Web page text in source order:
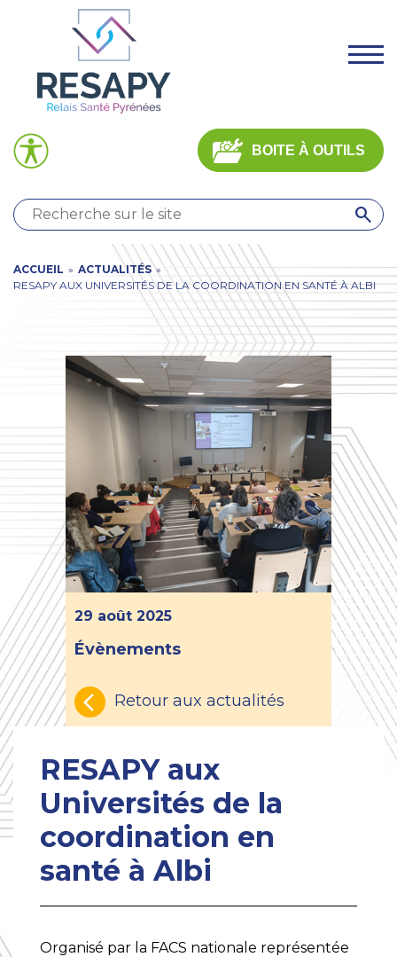
principal
BOITE À OUTILS
.
NOUS
?
ÉQUIPES
EXPERTES
OFFRE
ACTUALITÉS
TERRITORIAUX
You
ACCUEIL » ACTUALITÉS »
RESAPY AUX UNIVERSITÉS DE LA COORDINATION EN SANTÉ À ALBI
29 août 2025
Évènements
Retour aux actualités
RESAPY aux
Universités de la
coordination en
santé à Albi
Organisé par la FACS nationale représentée
Panneau de gestion des cookies